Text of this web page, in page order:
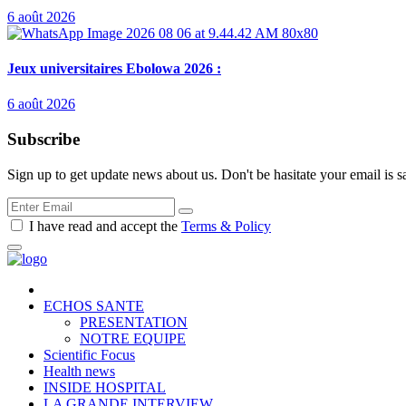
6 août 2026
Jeux universitaires Ebolowa 2026 :
6 août 2026
Subscribe
Sign up to get update news about us. Don't be hasitate your email is
I have read and accept the Terms & Policy
ECHOS SANTE
PRESENTATION
NOTRE EQUIPE
Scientific Focus
Health news
INSIDE HOSPITAL